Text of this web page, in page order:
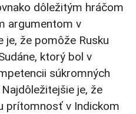
dôležitým hráčom
argumentom v
je, že pomôže Rusku
ktorý bol v
súkromných
je, že
prítomnosť v Indickom